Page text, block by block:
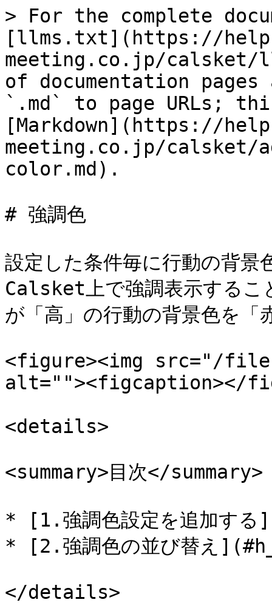
> For the complete
[llms.txt](https://
meeting.co.jp/calsket/
of documentation
`.md` to page URLs;
[Markdown](https://
meeting.co.jp/calsket/
color.md).
# 強調色
設定した条件毎に行動の背景
Calsket上で強調表示するこ
が「高」の行動の背景色を「
<figure><img src="/files/
alt=""><figcaption></
<details>
<summary>目次</summary>
* [1.強調色設定を追加す
* [2.強調色の並び替え
</details>